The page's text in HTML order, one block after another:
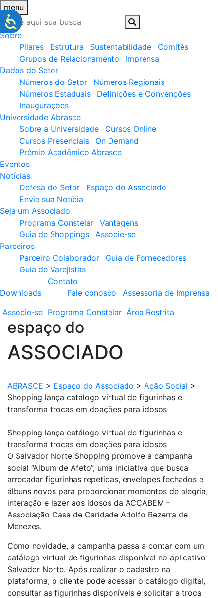
menu
Sobre
Pilares
Estrutura Sustentabilidade
Comitês
Grupos de Relacionamento
Imprensa
Dados do Setor
Números do Setor
Números Regionais
Números Estaduais
Definições e Convenções
Inaugurações
Universidade Abrasce
Sobre a Universidade
Cursos Online
Cursos Presenciais
On Demand
Prêmio Acadêmico Abrasce
Eventos
Notícias
Defesa do Setor
Espaço do Associado
Envie sua Notícia
Seja um Associado
Programa Constelar
Vantagens
Guia de Shoppings
Associe-se
Parceiros
Parceiro Colaborador
Guia de Fornecedores
Guia de Varejistas
Downloads
Contato
Fale conosco
Assessoria de Imprensa
Associe-se Programa Constelar Área Restrita
espaço do
ASSOCIADO
ABRASCE > Espaço do Associado > Ação Social >
Shopping lança catálogo virtual de figurinhas e
transforma trocas em doações para idosos
Shopping lança catálogo virtual de figurinhas e
transforma trocas em doações para idosos
O Salvador Norte Shopping promove a campanha
social “Álbum de Afeto”, uma iniciativa que busca
arrecadar figurinhas repetidas, envelopes fechados e
álbuns novos para proporcionar momentos de alegria,
interação e lazer aos idosos da ACCABEM –
Associação Casa de Caridade Adolfo Bezerra de
Menezes.
Como novidade, a campanha passa a contar com um
catálogo virtual de figurinhas disponível no aplicativo
Salvador Norte. Após realizar o cadastro na
plataforma, o cliente pode acessar o catálogo digital,
consultar as figurinhas disponíveis e solicitar a troca